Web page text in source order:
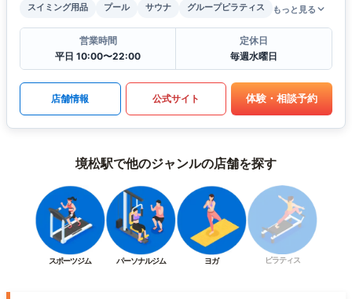
スイミング用品
プール サウナ グループピラティス もっと見る
営業時間
平日 10:00〜22:00
定休日
毎週水曜日
店舗情報 公式サイト 体験・相談予約
境松駅で他のジャンルの店舗を探す
スポーツジム パーソナルジム ヨガ ピラティス